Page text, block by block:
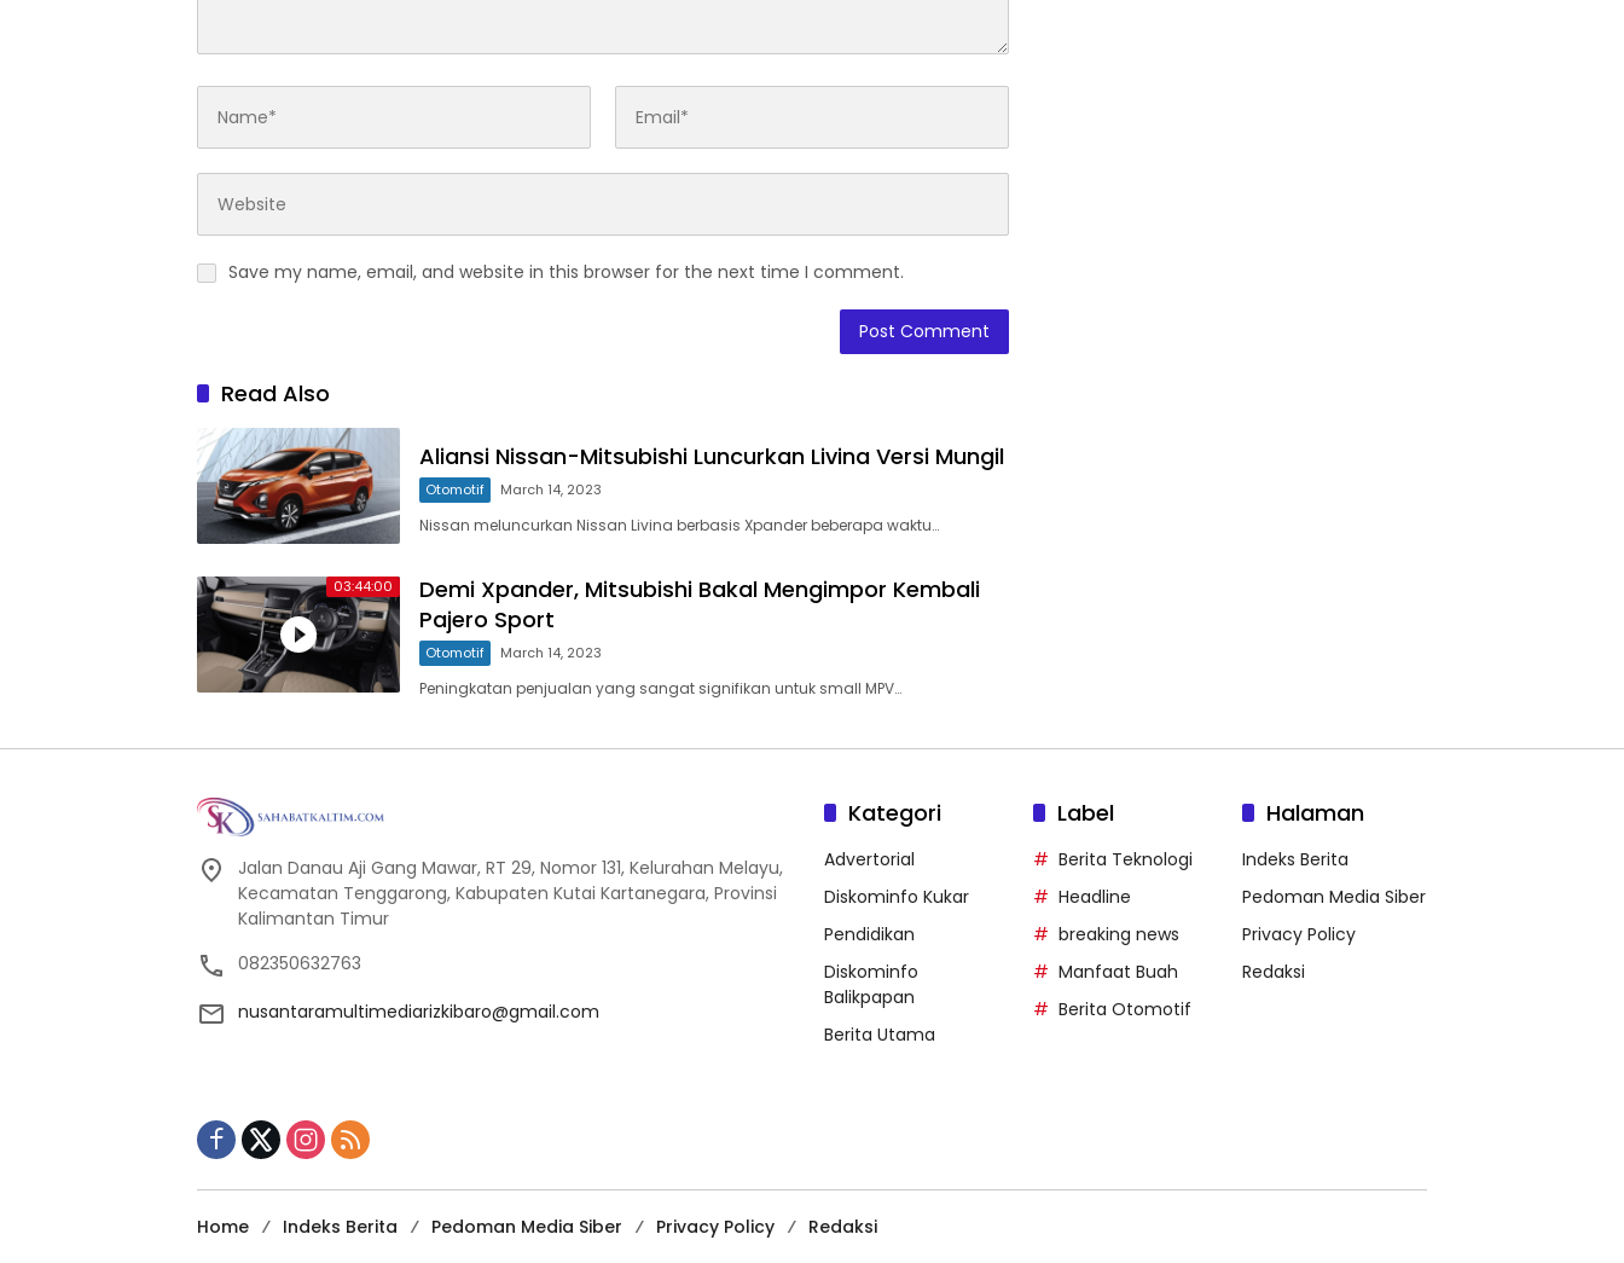
Save my name, email, and website in this browser for the next time I comment.
Read Also
Aliansi Nissan-Mitsubishi Luncurkan Livina Versi Mungil
Otomotif March 14, 2023
Nissan meluncurkan Nissan Livina berbasis Xpander beberapa waktu…
03:44:00
Demi Xpander, Mitsubishi Bakal Mengimpor Kembali
Pajero Sport
Otomotif March 14, 2023
Peningkatan penjualan yang sangat signifikan untuk small MPV…
Jalan Danau Aji Gang Mawar, RT 29, Nomor 131, Kelurahan Melayu,
Kecamatan Tenggarong, Kabupaten Kutai Kartanegara, Provinsi
Kalimantan Timur
082350632763
nusantaramultimediarizkibaro@gmail.com
Kategori
Advertorial
Diskominfo Kukar
Pendidikan
Diskominfo
Balikpapan
Berita Utama
Label
Berita Teknologi
Headline
breaking news
Manfaat Buah
Berita Otomotif
Halaman
Indeks Berita
Pedoman Media Siber
Privacy Policy
Redaksi
Home Indeks Berita Pedoman Media Siber Privacy Policy
Redaksi